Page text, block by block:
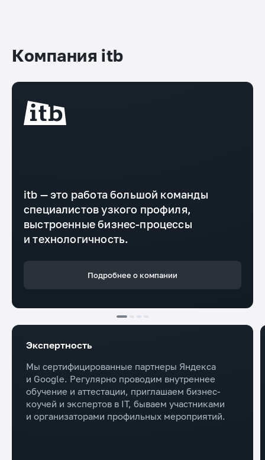
Компания itb
itb — это работа большой команды
специалистов узкого профиля,
выстроенные бизнес-процессы
и технологичность.
Подробнее о компании
Экспертность
Мы сертифицированные партнеры Яндекса
и Google. Регулярно проводим внутреннее
обучение и аттестации, приглашаем бизнес-
коучей и экспертов в IT, бываем участниками
и организаторами профильных мероприятий.